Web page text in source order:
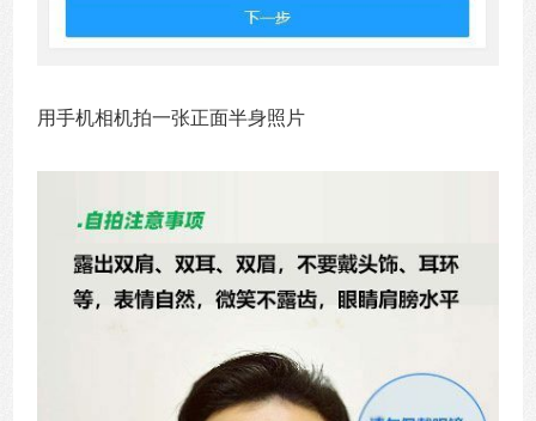
用手机相机拍一张正面半身照片